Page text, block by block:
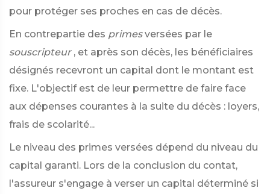
pour protéger ses proches en cas de décès.
En contrepartie des primes versées par le
souscripteur , et après son décès, les bénéficiaires
désignés recevront un capital dont le montant est
fixe. L'objectif est de leur permettre de faire face
aux dépenses courantes à la suite du décès : loyers,
frais de scolarité...
Le niveau des primes versées dépend du niveau du
capital garanti. Lors de la conclusion du contat,
l'assureur s'engage à verser un capital déterminé si